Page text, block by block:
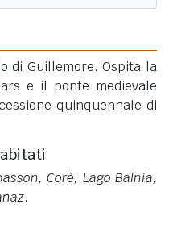
di Guillemore. Ospita la
e il ponte medievale
quinquennale di
Corè, Lago Balnia,
.